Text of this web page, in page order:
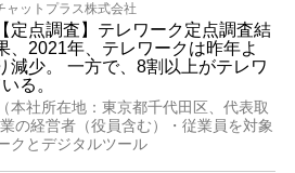
ャットプラス株式会社
【定点調査】テレワーク定点調査結
、2021年、テレワークは昨年よ
減少。 一方で、8割以上がテレワ
る。
本社所在地：東京都千代田区、代表取
の経営者（役員含む）・従業員を対象
クとデジタルツール